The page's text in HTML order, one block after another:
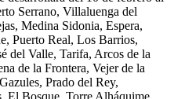
Serrano, Villaluenga del
Medina Sidonia, Espera,
Puerto Real, Los Barrios,
del Valle, Tarifa, Arcos de la
de la Frontera, Vejer de la
Prado del Rey,